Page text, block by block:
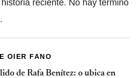
reciente. No hay término
OIER FANO
de Rafa Benítez: o ubica en